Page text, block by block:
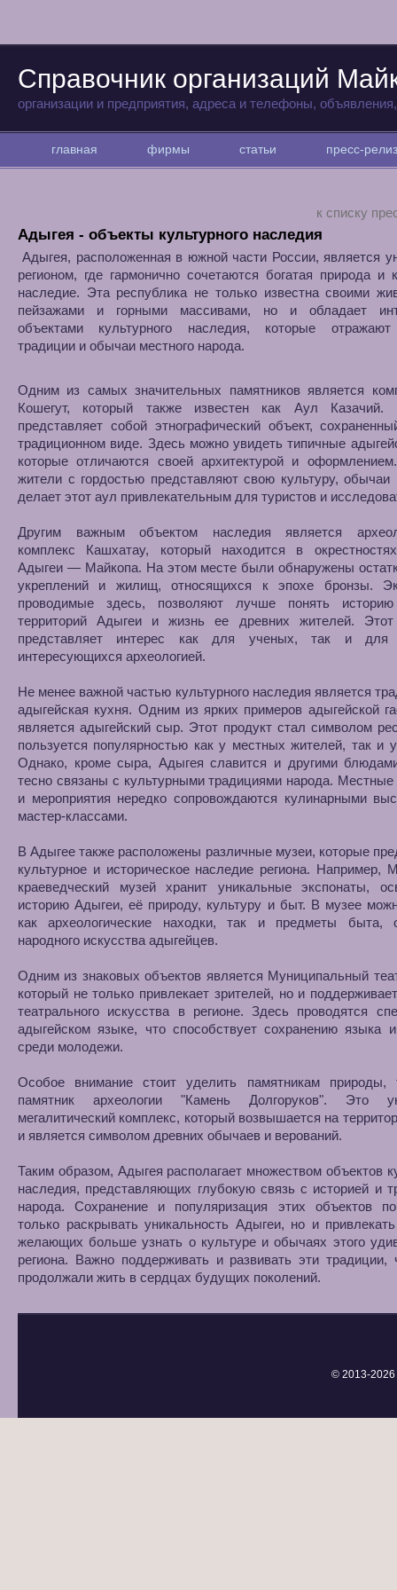
Справочник организаций
организации и предприятия, адреса и телефоны,
главная фирмы статьи пресс-
к списку
Адыгея - объекты культурного наследия
Адыгея, расположенная в южной части России, является
регионом, где гармонично сочетаются богатая природа и
наследие. Эта республика не только известна своими
пейзажами и горными массивами, но и обладает
объектами культурного наследия, которые
традиции и обычаи местного народа.
Одним из самых значительных памятников является
Кошегут, который также известен как Аул Казачий.
представляет собой этнографический объект,
традиционном виде. Здесь можно увидеть типичные
которые отличаются своей архитектурой и
жители с гордостью представляют свою культуру, обычаи
делает этот аул привлекательным для туристов и
Другим важным объектом наследия является
комплекс Кашхатау, который находится в
Адыгеи — Майкопа. На этом месте были обнаружены
укреплений и жилищ, относящихся к эпохе бронзы.
проводимые здесь, позволяют лучше понять историю
территорий Адыгеи и жизнь ее древних жителей. Этот
представляет интерес как для ученых, так и для
интересующихся археологией.
Не менее важной частью культурного наследия является
адыгейская кухня. Одним из ярких примеров адыгейской
является адыгейский сыр. Этот продукт стал символом
пользуется популярностью как у местных жителей, так и
Однако, кроме сыра, Адыгея славится и другими
тесно связаны с культурными традициями народа. Местные
и мероприятия нередко сопровождаются кулинарными
мастер-классами.
В Адыгее также расположены различные музеи, которые
культурное и историческое наследие региона. Например,
краеведческий музей хранит уникальные экспонаты,
историю Адыгеи, её природу, культуру и быт. В музее
как археологические находки, так и предметы
народного искусства адыгейцев.
Одним из знаковых объектов является Муниципальный
который не только привлекает зрителей, но и
театрального искусства в регионе. Здесь проводятся
адыгейском языке, что способствует сохранению языка
среди молодежи.
Особое внимание стоит уделить памятникам природы,
памятник археологии "Камень Долгоруков". Это
мегалитический комплекс, который возвышается на
и является символом древних обычаев и верований.
Таким образом, Адыгея располагает множеством объектов
наследия, представляющих глубокую связь с историей и
народа. Сохранение и популяризация этих объектов
только раскрывать уникальность Адыгеи, но и
желающих больше узнать о культуре и обычаях этого
региона. Важно поддерживать и развивать эти традиции,
продолжали жить в сердцах будущих поколений.
© 2013-2026